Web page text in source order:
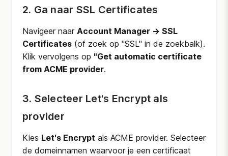
2. Ga naar SSL Certificates
Navigeer naar Account Manager → SSL
Certificates (of zoek op "SSL" in de zoekbalk).
Klik vervolgens op "Get automatic certificate
from ACME provider.
3. Selecteer Let's Encrypt als
provider
Kies Let's Encrypt als ACME provider. Selecteer
de domeinnamen waarvoor je een certificaat